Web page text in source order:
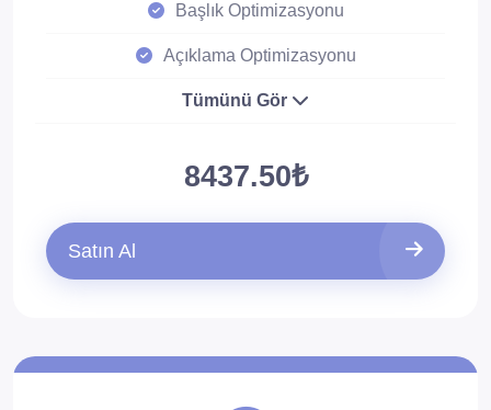
Başlık Optimizasyonu
Açıklama Optimizasyonu
Tümünü Gör
8437.50₺
Satın Al